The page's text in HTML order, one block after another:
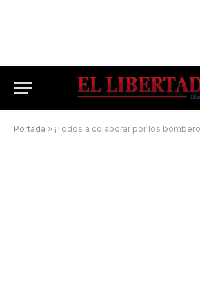
Portada » ¡Todos a colaborar por los bomberos